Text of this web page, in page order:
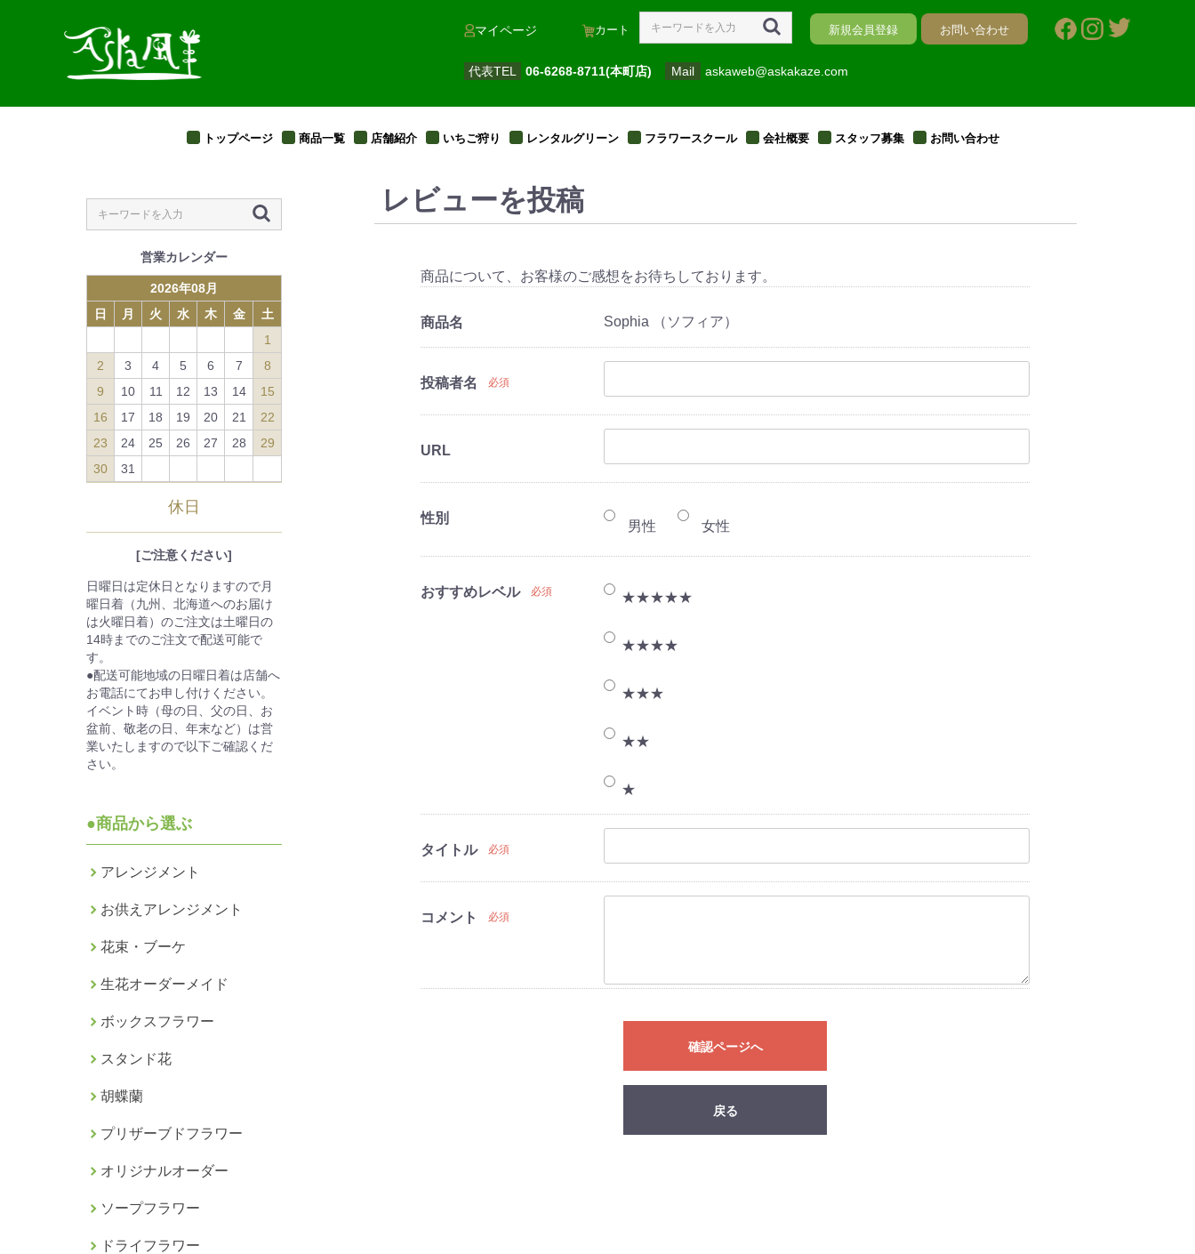
マイページ カート 新規会員登録 お問い合わせ
代表TEL 06-6268-8711(本町店) Mail askaweb@askakaze.com
トップページ 商品一覧 店舗紹介 いちご狩り レンタルグリーン フラワースクール 会社概要 スタッフ募集 お問い合わせ
営業カレンダー
2026年08月
日
月 火 水 木 金
土
1
2
3 4 5 6 7
8
9
10 11 12 13 14
15
16
17 18 19 20 21
22
23
24 25 26 27 28
29
30
31
休日
[ご注意ください]
日曜日は定休日となりますので月
曜日着（九州、北海道へのお届け
は火曜日着）のご注文は土曜日の
14時までのご注文で配送可能で
す。
●配送可能地域の日曜日着は店舗へ
お電話にてお申し付けください。
イベント時（母の日、父の日、お
盆前、敬老の日、年末など）は営
業いたしますので以下ご確認くだ
さい。
●商品から選ぶ
アレンジメント
お供えアレンジメント
花束・ブーケ
生花オーダーメイド
ボックスフラワー
スタンド花
胡蝶蘭
プリザーブドフラワー
オリジナルオーダー
ソープフラワー
ドライフラワー
レビューを投稿
商品について、お客様のご感想をお待ちしております。
商品名 Sophia （ソフィア）
投稿者名 必須
URL
性別
男性 女性
おすすめレベル 必須 ★★★★★
★★★★
★★★
★★
★
タイトル 必須
コメント 必須
確認ページへ
戻る